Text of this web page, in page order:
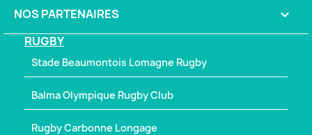
NOS PARTENAIRES 
RUGBY
Stade Beaumontois Lomagne Rugby
Balma Olympique Rugby Club
Rugby Carbonne Longage